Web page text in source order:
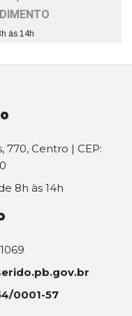
às 14h
770, Centro | CEP:
8h às 14h
0001-57